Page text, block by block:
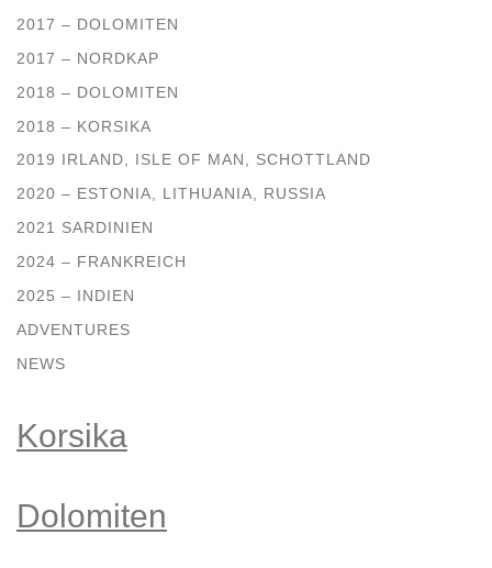
2017 – DOLOMITEN
2017 – NORDKAP
2018 – DOLOMITEN
2018 – KORSIKA
2019 IRLAND, ISLE OF MAN, SCHOTTLAND
2020 – ESTONIA, LITHUANIA, RUSSIA
2021 SARDINIEN
2024 – FRANKREICH
2025 – INDIEN
ADVENTURES
NEWS
Korsika
Dolomiten